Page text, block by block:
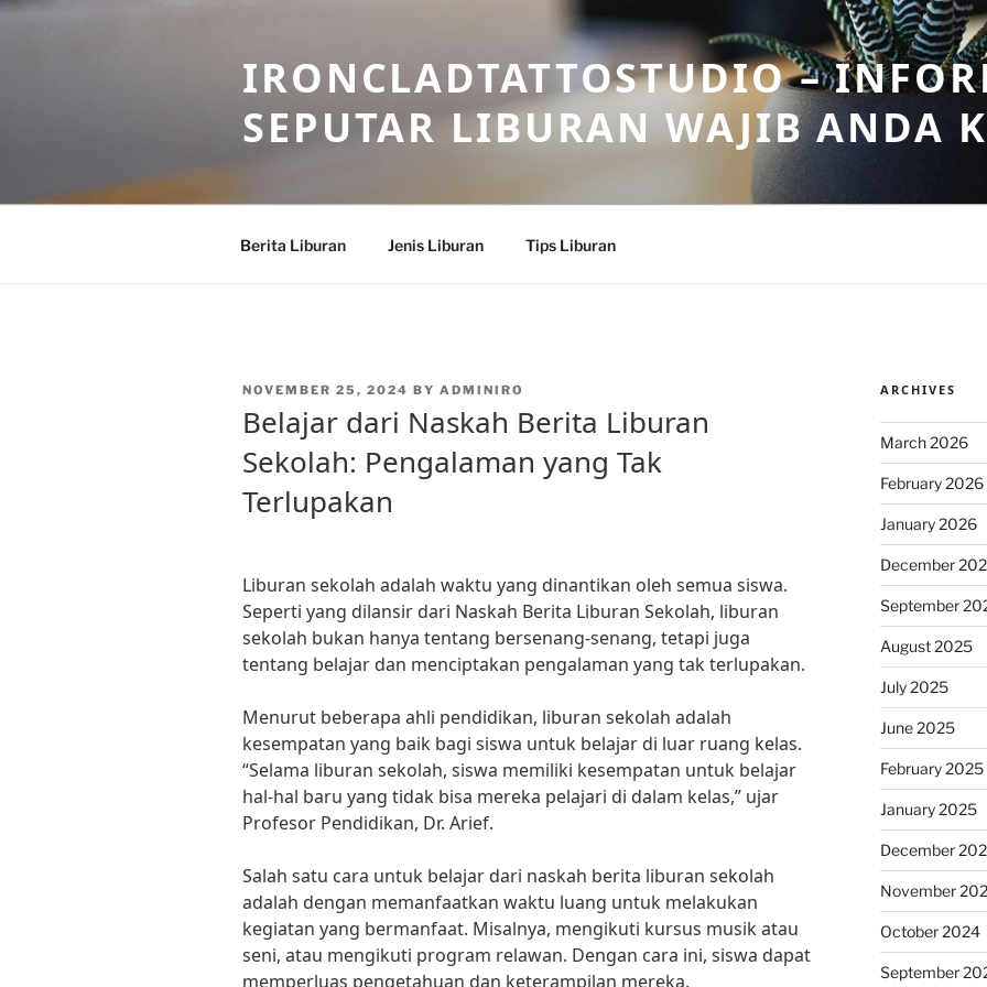
Skip
IRONCLADTATTOSTUDIO –
SEPUTAR LIBURAN WAJIB ANDA
Berita Liburan Jenis Liburan Tips Liburan
POSTED
NOVEMBER 25, 2024 BY ADMINIRO
Belajar dari Naskah Berita Liburan
Sekolah: Pengalaman yang Tak
Terlupakan
Liburan sekolah adalah waktu yang dinantikan oleh semua siswa.
Seperti yang dilansir dari Naskah Berita Liburan Sekolah, liburan
sekolah bukan hanya tentang bersenang-senang, tetapi juga
tentang belajar dan menciptakan pengalaman yang tak terlupakan.
Menurut beberapa ahli pendidikan, liburan sekolah adalah
kesempatan yang baik bagi siswa untuk belajar di luar ruang kelas.
“Selama liburan sekolah, siswa memiliki kesempatan untuk belajar
hal-hal baru yang tidak bisa mereka pelajari di dalam kelas,” ujar
Profesor Pendidikan, Dr. Arief.
Salah satu cara untuk belajar dari naskah berita liburan sekolah
adalah dengan memanfaatkan waktu luang untuk melakukan
kegiatan yang bermanfaat. Misalnya, mengikuti kursus musik atau
seni, atau mengikuti program relawan. Dengan cara ini, siswa dapat
memperluas pengetahuan dan keterampilan mereka.
ARCHIVES
March 2026
February 2026
January 2026
December
September
August 2025
July 2025
June 2025
February 2025
January 2025
December
November
October 2024
September